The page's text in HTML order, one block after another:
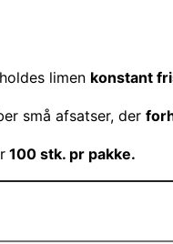
limen konstant
små afsatser, der
100 stk. pr pakke.